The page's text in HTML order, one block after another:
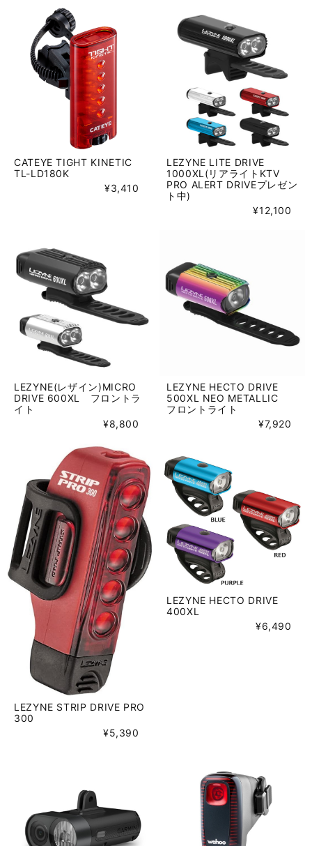
CATEYE TIGHT KINETIC
TL-LD180K
¥3,410
LEZYNE LITE DRIVE
1000XL(リアライトKTV
PRO ALERT DRIVEプレゼン
ト中)
¥12,100
LEZYNE(レザイン)MICRO
DRIVE 600XL フロントラ
イト
¥8,800
LEZYNE HECTO DRIVE
500XL NEO METALLIC
フロントライト
¥7,920
LEZYNE STRIP DRIVE PRO
300
¥5,390
LEZYNE HECTO DRIVE
400XL
¥6,490